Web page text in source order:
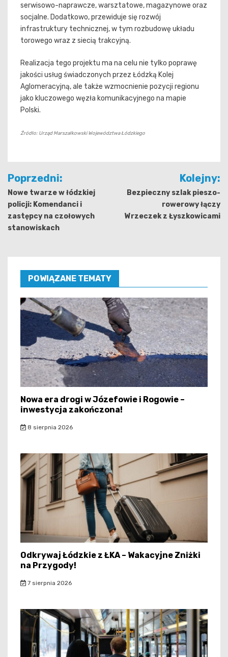
serwisowo-naprawcze, warsztatowe, magazynowe oraz
socjalne. Dodatkowo, przewiduje się rozwój
infrastruktury technicznej, w tym rozbudowę układu
torowego wraz z siecią trakcyjną.
Realizacja tego projektu ma na celu nie tylko poprawę
jakości usług świadczonych przez Łódzką Kolej
Aglomeracyjną, ale także wzmocnienie pozycji regionu
jako kluczowego węzła komunikacyjnego na mapie
Polski.
Źródło: Urząd Marszałkowski Województwa Łódzkiego
Nawigacja
wpisu
Poprzedni:
Nowe twarze w łódzkiej
policji: Komendanci i
zastępcy na czołowych
stanowiskach
Kolejny:
Bezpieczny szlak pieszo-
rowerowy łączy
Wrzeczek z Łyszkowicami
POWIĄZANE TEMATY
Nowa era drogi w Józefowie i Rogowie –
inwestycja zakończona!
8 sierpnia 2026
Odkrywaj Łódzkie z ŁKA – Wakacyjne Zniżki
na Przygody!
7 sierpnia 2026